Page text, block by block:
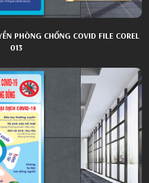
PHÒNG CHỐNG COVID FILE COREL
013